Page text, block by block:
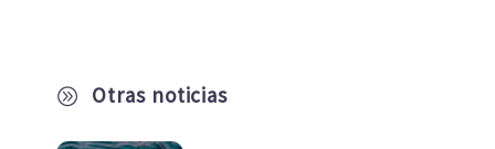
A Otras noticias